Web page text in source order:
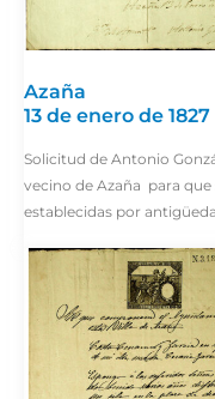
Azaña
13 de enero de 1827
Solicitud de Antonio
vecino de Azaña para
establecidas por